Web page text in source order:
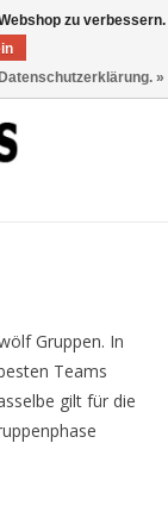
Gruppen. In
Teams
gilt für die
zu verbessern.
»